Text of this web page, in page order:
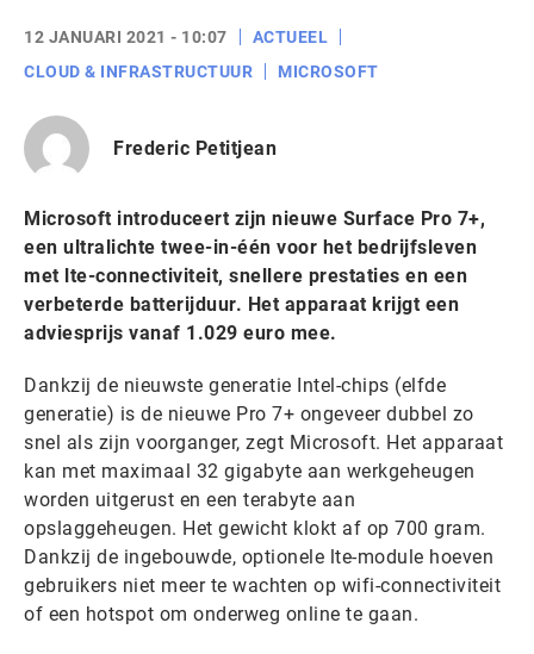
12 JANUARI 2021 - 10:07
ACTUEEL
CLOUD & INFRASTRUCTUUR
MICROSOFT
Frederic Petitjean
Microsoft introduceert zijn nieuwe Surface Pro 7+,
een ultralichte twee-in-één voor het bedrijfsleven
met lte-connectiviteit, snellere prestaties en een
verbeterde batterijduur. Het apparaat krijgt een
adviesprijs vanaf 1.029 euro mee.
Dankzij de nieuwste generatie Intel-chips (elfde
generatie) is de nieuwe Pro 7+ ongeveer dubbel zo
snel als zijn voorganger, zegt Microsoft. Het apparaat
kan met maximaal 32 gigabyte aan werkgeheugen
worden uitgerust en een terabyte aan
opslaggeheugen. Het gewicht klokt af op 700 gram.
Dankzij de ingebouwde, optionele lte-module hoeven
gebruikers niet meer te wachten op wifi-connectiviteit
of een hotspot om onderweg online te gaan.